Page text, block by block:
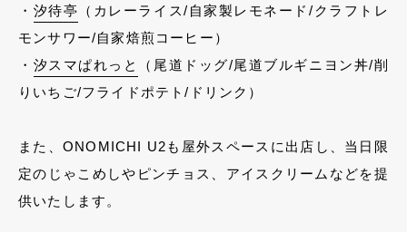
・ 汐待亭 （カレーライス/自家製レモネード/クラフトレ
モンサワー/自家焙煎コーヒー）
・ 汐スマぱれっと
（尾道ドッグ/尾道ブルギニヨン丼/削
りいちご/フライドポテト/ドリンク）
また、ONOMICHI U2も屋外スペースに出店し、当日限
定のじゃこめしやピンチョス、アイスクリームなどを提
供いたします。